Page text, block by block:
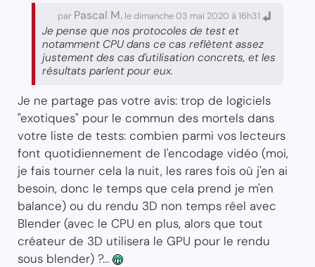
par Pascal M. le dimanche 03 mai 2020 à 16h31
Je pense que nos protocoles de test et
notamment CPU dans ce cas reflètent assez
justement des cas d'utilisation concrets, et les
résultats parlent pour eux.
Je ne partage pas votre avis: trop de logiciels
"exotiques" pour le commun des mortels dans
votre liste de tests: combien parmi vos lecteurs
font quotidiennement de l'encodage vidéo (moi,
je fais tourner cela la nuit, les rares fois où j'en ai
besoin, donc le temps que cela prend je m'en
balance) ou du rendu 3D non temps réel avec
Blender (avec le CPU en plus, alors que tout
créateur de 3D utilisera le GPU pour le rendu
sous blender) ?...